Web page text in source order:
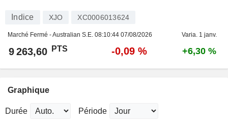
Indice XJO XC0006013624
Marché Fermé - Australian S.E. 08:10:44 07/08/2026 Varia. 1 janv.
9 263,60 PTS -0,09 % +6,30 %
Graphique
Durée Période